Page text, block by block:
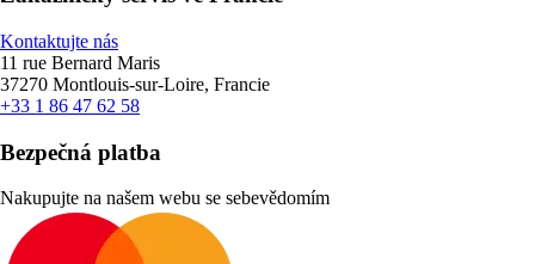
Kontaktujte nás
11 rue Bernard Maris
37270 Montlouis-sur-Loire, Francie
+33 1 86 47 62 58
Bezpečná platba
Nakupujte na našem webu se sebevědomím